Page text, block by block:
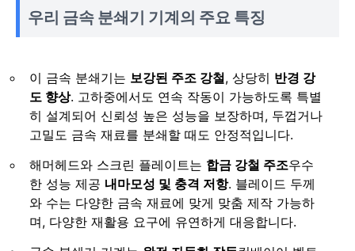
우리 금속 분쇄기 기계의 주요 특징
이 금속 분쇄기는 보강된 주조 강철, 상당히 반경 강
도 향상. 고하중에서도 연속 작동이 가능하도록 특별
히 설계되어 신뢰성 높은 성능을 보장하며, 두껍거나
고밀도 금속 재료를 분쇄할 때도 안정적입니다.
해머헤드와 스크린 플레이트는 합금 강철 주조우수
한 성능 제공 내마모성 및 충격 저항. 블레이드 두께
와 수는 다양한 금속 재료에 맞게 맞춤 제작 가능하
며, 다양한 재활용 요구에 유연하게 대응합니다.